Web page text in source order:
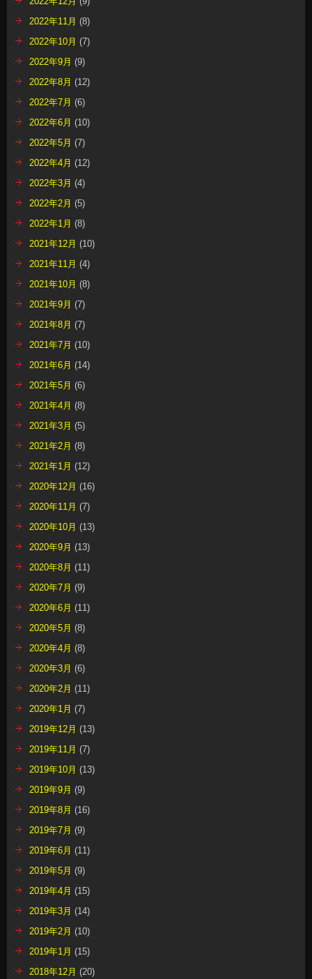
2022年11月 (8)
2022年10月 (7)
2022年9月 (9)
2022年8月 (12)
2022年7月 (6)
2022年6月 (10)
2022年5月 (7)
2022年4月 (12)
2022年3月 (4)
2022年2月 (5)
2022年1月 (8)
2021年12月 (10)
2021年11月 (4)
2021年10月 (8)
2021年9月 (7)
2021年8月 (7)
2021年7月 (10)
2021年6月 (14)
2021年5月 (6)
2021年4月 (8)
2021年3月 (5)
2021年2月 (8)
2021年1月 (12)
2020年12月 (16)
2020年11月 (7)
2020年10月 (13)
2020年9月 (13)
2020年8月 (11)
2020年7月 (9)
2020年6月 (11)
2020年5月 (8)
2020年4月 (8)
2020年3月 (6)
2020年2月 (11)
2020年1月 (7)
2019年12月 (13)
2019年11月 (7)
2019年10月 (13)
2019年9月 (9)
2019年8月 (16)
2019年7月 (9)
2019年6月 (11)
2019年5月 (9)
2019年4月 (15)
2019年3月 (14)
2019年2月 (10)
2019年1月 (15)
2018年12月 (20)